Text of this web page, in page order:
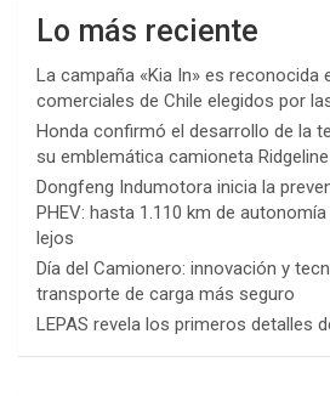
Lo más reciente
La campaña «Kia In» es reconocida
comerciales de Chile elegidos por
Honda confirmó el desarrollo de la
su emblemática camioneta Ridgeline
Dongfeng Indumotora inicia la
PHEV: hasta 1.110 km de
lejos
Día del Camionero: innovación y
transporte de carga más seguro
LEPAS revela los primeros detalles